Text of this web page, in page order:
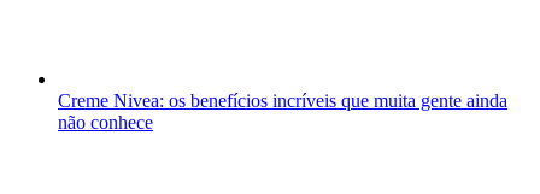
Creme Nivea: os benefícios incríveis que muita gente ainda
não conhece